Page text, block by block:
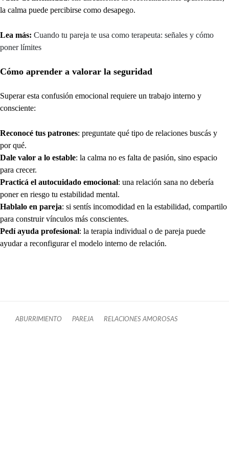
la calma puede percibirse como desapego.
Lea más: Cuando tu pareja te usa como terapeuta: señales y cómo
poner límites
Cómo aprender a valorar la seguridad
Superar esta confusión emocional requiere un trabajo interno y
consciente:
Reconocé tus patrones: preguntate qué tipo de relaciones buscás y
por qué.
Dale valor a lo estable: la calma no es falta de pasión, sino espacio
para crecer.
Practicá el autocuidado emocional: una relación sana no debería
poner en riesgo tu estabilidad mental.
Hablalo en pareja: si sentís incomodidad en la estabilidad, compartilo
para construir vínculos más conscientes.
Pedí ayuda profesional: la terapia individual o de pareja puede
ayudar a reconfigurar el modelo interno de relación.
ABURRIMIENTO PAREJA RELACIONES AMOROSAS